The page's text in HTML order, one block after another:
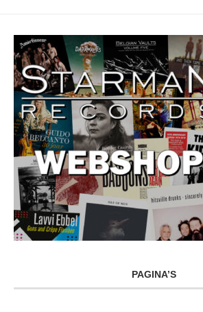
PAGINA’S